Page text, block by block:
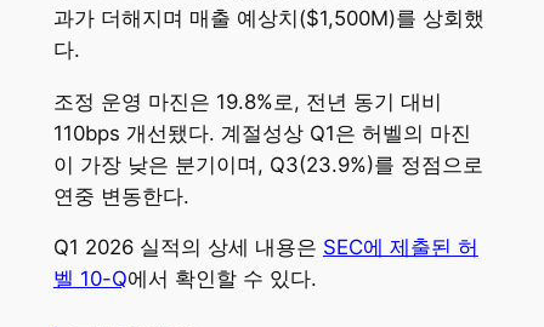
과가 더해지며 매출 예상치($1,500M)를 상회했
다.
조정 운영 마진은 19.8%로, 전년 동기 대비
110bps 개선됐다. 계절성상 Q1은 허벨의 마진
이 가장 낮은 분기이며, Q3(23.9%)를 정점으로
연중 변동한다.
Q1 2026 실적의 상세 내용은 SEC에 제출된 허
벨 10-Q에서 확인할 수 있다.